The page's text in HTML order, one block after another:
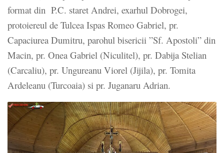
format din P.C. staret Andrei, exarhul Dobrogei,
protoiereul de Tulcea Ispas Romeo Gabriel, pr.
Capaciurea Dumitru, parohul bisericii ”Sf. Apostoli” din
Macin, pr. Onea Gabriel (Niculitel), pr. Dabija Stelian
(Carcaliu), pr. Ungureanu Viorel (Jijila), pr. Tomita
Ardeleanu (Turcoaia) si pr. Juganaru Adrian.